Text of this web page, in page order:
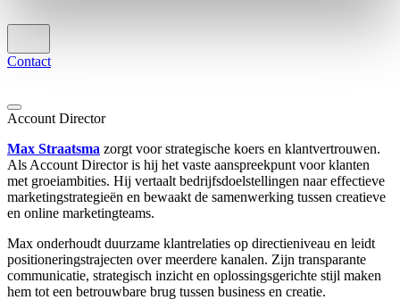
Contact
Account Director
Max Straatsma zorgt voor strategische koers en klantvertrouwen.
Als Account Director is hij het vaste aanspreekpunt voor klanten
met groeiambities. Hij vertaalt bedrijfsdoelstellingen naar effectieve
marketingstrategieën en bewaakt de samenwerking tussen creatieve
en online marketingteams.
Max onderhoudt duurzame klantrelaties op directieniveau en leidt
positioneringstrajecten over meerdere kanalen. Zijn transparante
communicatie, strategisch inzicht en oplossingsgerichte stijl maken
hem tot een betrouwbare brug tussen business en creatie.